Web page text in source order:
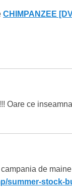
CHIMPANZEE
Oare ce
de
summer-stock-